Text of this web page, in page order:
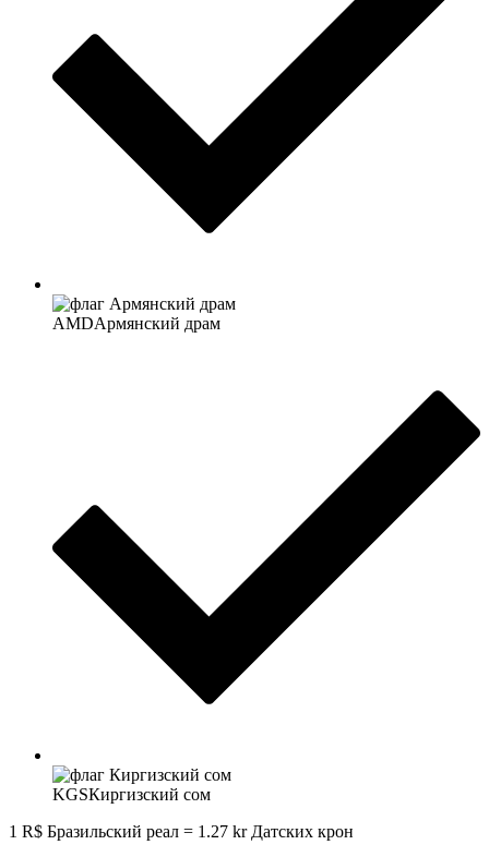
AMDАрмянский драм
KGSКиргизский сом
1 R$ Бразильский реал = 1.27 kr Датских крон